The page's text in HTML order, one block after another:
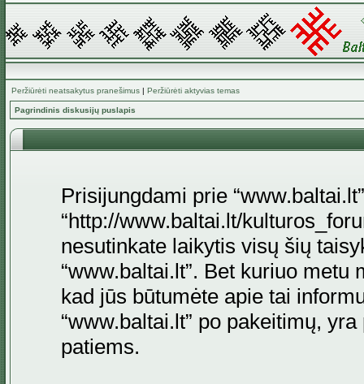
Peržiūrėti neatsakytus pranešimus | Peržiūrėti aktyvias temas
Pagrindinis diskusijų puslapis
Prisijungdami prie
“http://www.baltai.lt/
nesutinkate laikytis visų šių
“www.baltai.lt”. Bet kuriuo
kad jūs būtumėte apie tai
“www.baltai.lt” po pakeitimų,
patiems.